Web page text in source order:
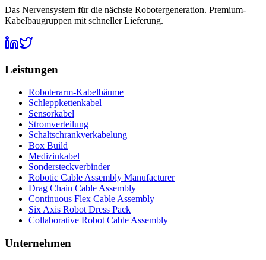
Das Nervensystem für die nächste Robotergeneration. Premium-
Kabelbaugruppen mit schneller Lieferung.
Leistungen
Roboterarm-Kabelbäume
Schleppkettenkabel
Sensorkabel
Stromverteilung
Schaltschrankverkabelung
Box Build
Medizinkabel
Sondersteckverbinder
Robotic Cable Assembly Manufacturer
Drag Chain Cable Assembly
Continuous Flex Cable Assembly
Six Axis Robot Dress Pack
Collaborative Robot Cable Assembly
Unternehmen